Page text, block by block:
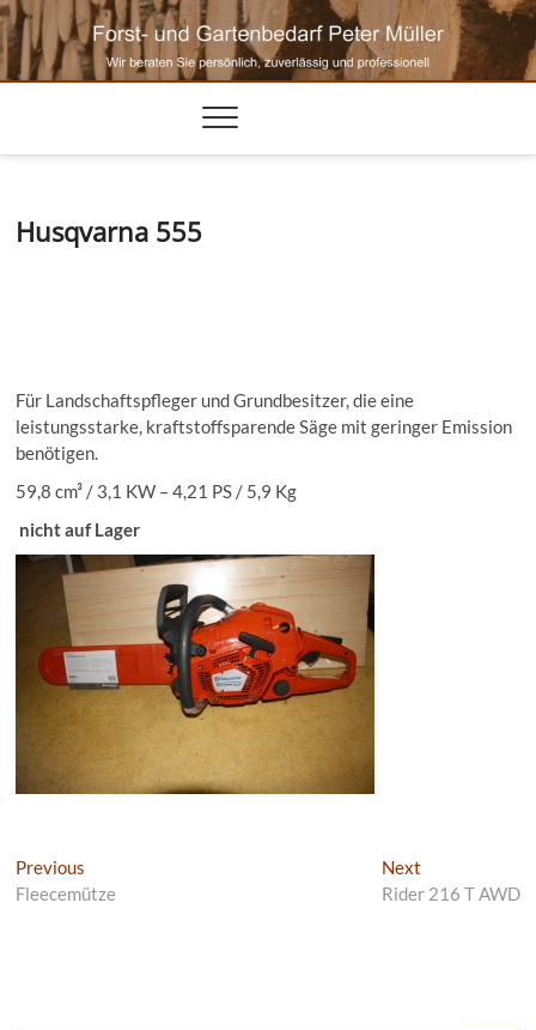
Skip
to
content
Husqvarna 555
Für Landschaftspfleger und Grundbesitzer, die eine
leistungsstarke, kraftstoffsparende Säge mit geringer Emission
benötigen.
59,8 cm³ / 3,1 KW – 4,21 PS / 5,9 Kg
nicht auf Lager
Beitragsnavigation
Previous
post:
Fleecemütze
NextNext
post:
Rider 216 T AWD